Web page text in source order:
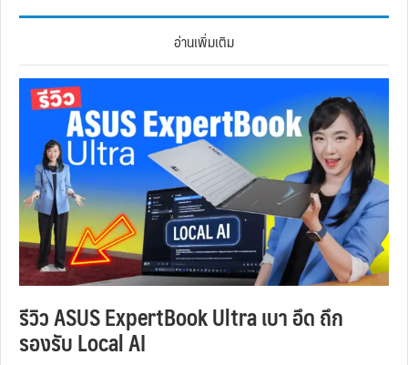
อ่านเพิ่มเติม
รีวิว ASUS ExpertBook Ultra เบา อึด ถึก
รองรับ Local AI